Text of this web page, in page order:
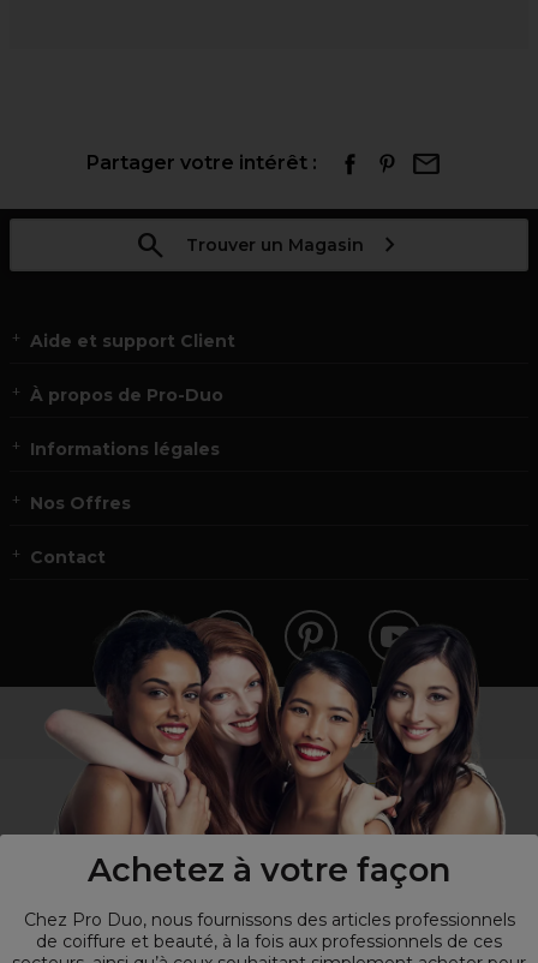
Achetez à votre façon
Chez Pro Duo, nous fournissons des articles professionnels
de coiffure et beauté, à la fois aux professionnels de ces
Partager votre intérêt :
Trouver un Magasin
Aide et support Client
À propos de Pro-Duo
Informations légales
Nos Offres
Contact
Vous n’êtes pas un professionnel ?
Visitez notre site pour les particuliers!